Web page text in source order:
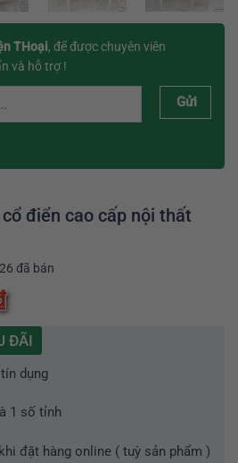
THoại, để được chuyên viên
và hỗ trợ !
Gửi
điển cao cấp nội thất
26 đã bán
ĐÃI
dụng
1 số tỉnh
đặt hàng online ( tuỳ sản phẩm )